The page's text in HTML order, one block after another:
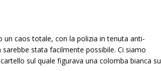
un caos totale, con la polizia in tenuta anti-
stata facilmente possibile. Ci siamo
sul quale figurava una colomba bianca su